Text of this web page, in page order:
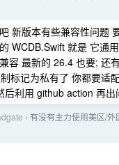
新版本有些兼容性问题
WCDB.Swift 就是 它通
容 最新的 26.4 也要; 还
标记为私有了 你都要适
后利用 github action 再
› 有没有主力使用美区/外